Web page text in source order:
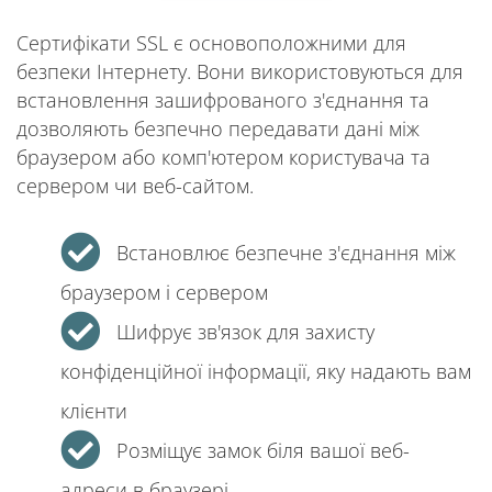
Сертифікати SSL є основоположними для
безпеки Інтернету. Вони використовуються для
встановлення зашифрованого з'єднання та
дозволяють безпечно передавати дані між
браузером або комп'ютером користувача та
сервером чи веб-сайтом.
Встановлює безпечне з'єднання між
браузером і сервером
Шифрує зв'язок для захисту
конфіденційної інформації, яку надають вам
клієнти
Розміщує замок біля вашої веб-